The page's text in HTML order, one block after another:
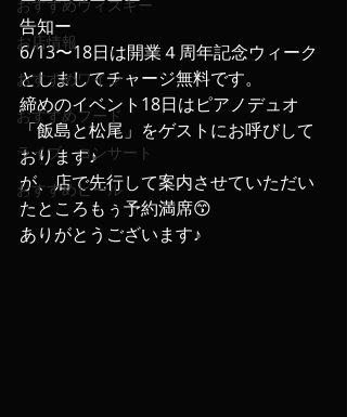
おすすめウィスキー
お店情報
おすすめワイン
おすすめフード
ライブ、コンサート
おすすめビール
告知ー
6/13〜18日は開業４周年記念ウィーク
としましてチャージ無料です。
締めのイベント18日はピアノデュオ
「飯島と松尾」をゲストにお呼びして
おります♪
が、店で先行して案内させていただい
たところもぅ予約満席😙
ありがとうございます♪